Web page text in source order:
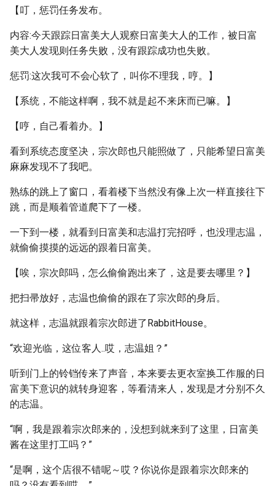
【叮，惩罚任务发布。
内容:今天跟踪日富美大人观察日富美大人的工作，被日富
美大人发现则任务失败，没有跟踪成功也失败。
惩罚:这次我可不会心软了，叫你不理我，哼。】
【系统，不能这样啊，我不就是起不来床而已嘛。】
【哼，自己看着办。】
看到系统态度坚决，宗次郎也只能照做了，只能希望日富美
麻麻发现不了我吧。
熟练的跳上了窗口，看着楼下当然没有像上次一样直接往下
跳，而是顺着管道爬下了一楼。
一下到一楼，就看到日富美和志温打完招呼，也没理志温，
就偷偷摸摸的远远的跟着日富美。
【唉，宗次郎吗，怎么偷偷跑出来了，这是要去哪里？】
把扫帚放好，志温也偷偷的跟在了宗次郎的身后。
就这样，志温就跟着宗次郎进了RabbitHouse。
“欢迎光临，这位客人..哎，志温姐？”
听到门上的铃铛传来了声音，本来要去更衣室换工作服的日
富美下意识的就转身迎客，等看清来人，发现是才分别不久
的志温。
“啊，我是跟着宗次郎来的，没想到就来到了这里，日富美
酱在这里打工吗？”
“是啊，这个店很不错呢～哎？你说你是跟着宗次郎来的